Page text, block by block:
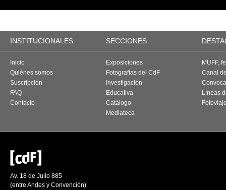
INSTITUCIONALES SECCIONES
Inicio
Quiénes somos
Suscripción
FAQ
Contacto
Exposiciones
Fotografías del CdF
Investigación
Educativa
Catálogo
Mediateca
MUFF,
Canal
Líneas
Av. 18 de Julio 885
(entre Andes y Convención)